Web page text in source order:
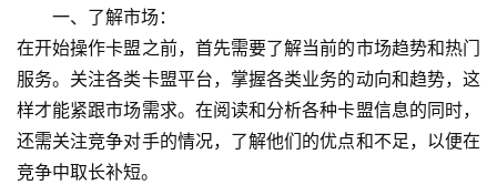
一、了解市场：
在开始操作卡盟之前，首先需要了解当前的市场趋势和热门
服务。关注各类卡盟平台，掌握各类业务的动向和趋势，这
样才能紧跟市场需求。在阅读和分析各种卡盟信息的同时，
还需关注竞争对手的情况，了解他们的优点和不足，以便在
竞争中取长补短。